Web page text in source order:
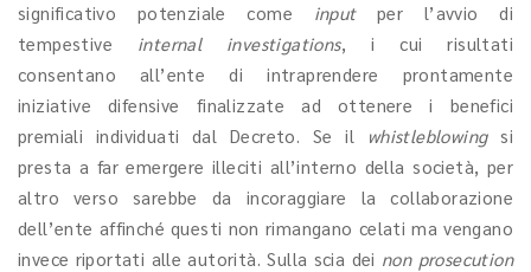
significativo potenziale come inputper l’avvio di
tempestive internal investigations, i cui risultati
consentano all’ente di intraprendere prontamente
iniziative difensive finalizzate ad ottenere i benefici
premiali individuati dal Decreto. Se il
whistleblowingsi
presta a far emergere illeciti all’interno della società, per
altro verso sarebbe da incoraggiare la collaborazione
dell’ente affinché questi non rimangano celati ma vengano
invece riportati alle autorità. Sulla scia dei non prosecution